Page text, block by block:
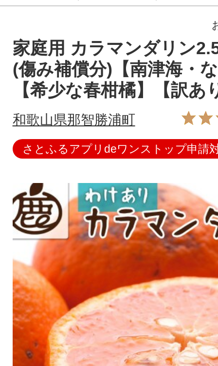
家庭用 カラマンダリン
(傷み補償分)【南津海・
【希少な春柑橘】【訳あ
和歌山県那智勝浦町
さとふるアプリdeワンストップ申請